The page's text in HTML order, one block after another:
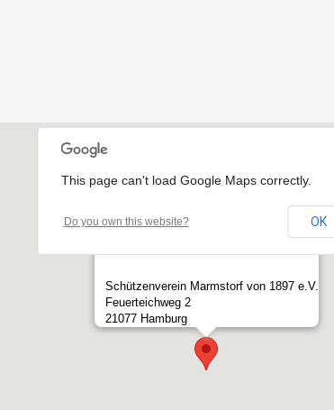
Schützenverein Marmstorf von 1897 e.V.
Feuerteichweg 2
21077 Hamburg
This page can't load Google Maps correctly.
Do you own this website? OK